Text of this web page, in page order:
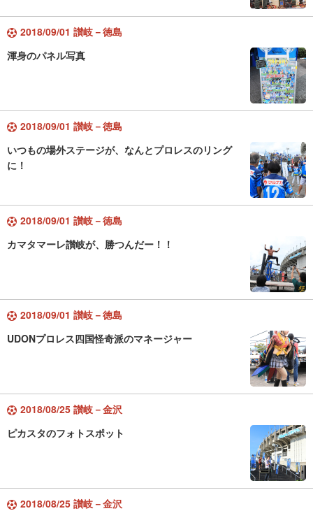
2018/09/01 讃岐－徳島
渾身のパネル写真
2018/09/01 讃岐－徳島
いつもの場外ステージが、なんとプロレスのリング
に！
2018/09/01 讃岐－徳島
カマタマーレ讃岐が、勝つんだー！！
2018/09/01 讃岐－徳島
UDONプロレス四国怪奇派のマネージャー
2018/08/25 讃岐－金沢
ピカスタのフォトスポット
2018/08/25 讃岐－金沢